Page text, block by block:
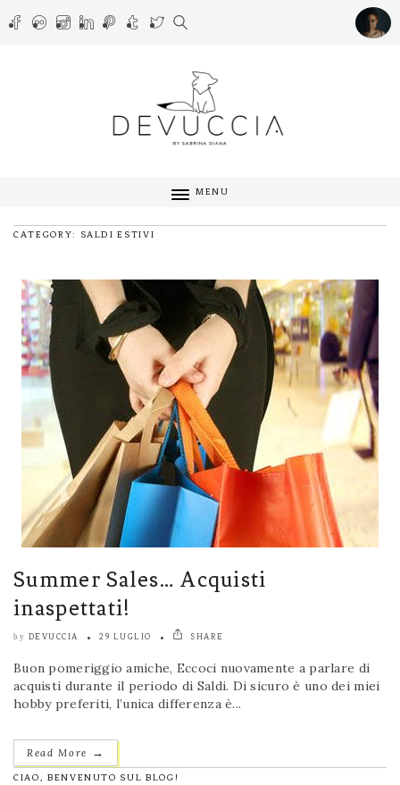
MENU
CATEGORY: SALDI ESTIVI
Summer Sales… Acquisti
inaspettati!
by DEVUCCIA 29 LUGLIO SHARE
Buon pomeriggio amiche, Eccoci nuovamente a parlare di
acquisti durante il periodo di Saldi. Di sicuro è uno dei miei
hobby preferiti, l’unica differenza è...
Read More →
CIAO, BENVENUTO SUL BLOG!